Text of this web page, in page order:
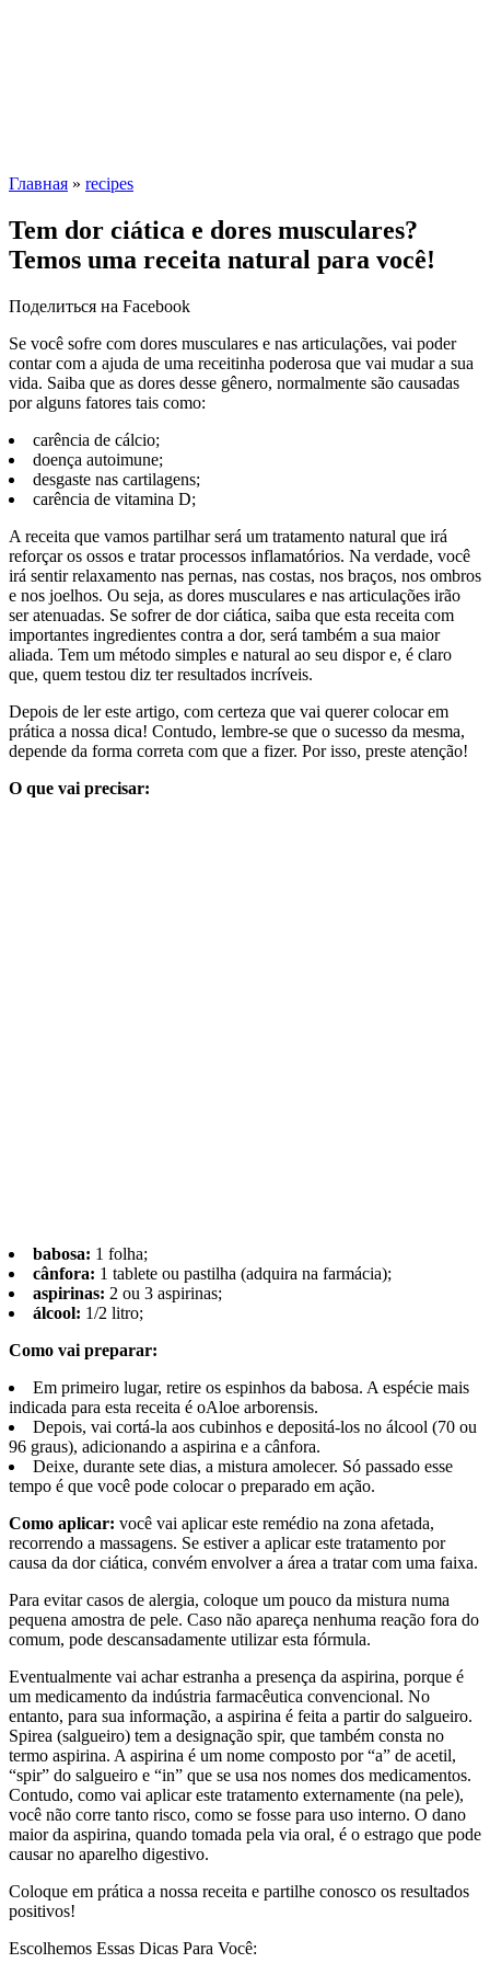
Главная » recipes
Tem dor ciática e dores musculares?
Temos uma receita natural para você!
Поделиться на Facebook
Se você sofre com dores musculares e nas articulações, vai poder
contar com a ajuda de uma receitinha poderosa que vai mudar a sua
vida. Saiba que as dores desse gênero, normalmente são causadas
por alguns fatores tais como:
carência de cálcio;
doença autoimune;
desgaste nas cartilagens;
carência de vitamina D;
A receita que vamos partilhar será um tratamento natural que irá
reforçar os ossos e tratar processos inflamatórios. Na verdade, você
irá sentir relaxamento nas pernas, nas costas, nos braços, nos ombros
e nos joelhos. Ou seja, as dores musculares e nas articulações irão
ser atenuadas. Se sofrer de dor ciática, saiba que esta receita com
importantes ingredientes contra a dor, será também a sua maior
aliada. Tem um método simples e natural ao seu dispor e, é claro
que, quem testou diz ter resultados incríveis.
Depois de ler este artigo, com certeza que vai querer colocar em
prática a nossa dica! Contudo, lembre-se que o sucesso da mesma,
depende da forma correta com que a fizer. Por isso, preste atenção!
O que vai precisar:
babosa: 1 folha;
cânfora: 1 tablete ou pastilha (adquira na farmácia);
aspirinas: 2 ou 3 aspirinas;
álcool: 1/2 litro;
Como vai preparar:
Em primeiro lugar, retire os espinhos da babosa. A espécie mais
indicada para esta receita é oAloe arborensis.
Depois, vai cortá-la aos cubinhos e depositá-los no álcool (70 ou
96 graus), adicionando a aspirina e a cânfora.
Deixe, durante sete dias, a mistura amolecer. Só passado esse
tempo é que você pode colocar o preparado em ação.
Como aplicar: você vai aplicar este remédio na zona afetada,
recorrendo a massagens. Se estiver a aplicar este tratamento por
causa da dor ciática, convém envolver a área a tratar com uma faixa.
Para evitar casos de alergia, coloque um pouco da mistura numa
pequena amostra de pele. Caso não apareça nenhuma reação fora do
comum, pode descansadamente utilizar esta fórmula.
Eventualmente vai achar estranha a presença da aspirina, porque é
um medicamento da indústria farmacêutica convencional. No
entanto, para sua informação, a aspirina é feita a partir do salgueiro.
Spirea (salgueiro) tem a designação spir, que também consta no
termo aspirina. A aspirina é um nome composto por “a” de acetil,
“spir” do salgueiro e “in” que se usa nos nomes dos medicamentos.
Contudo, como vai aplicar este tratamento externamente (na pele),
você não corre tanto risco, como se fosse para uso interno. O dano
maior da aspirina, quando tomada pela via oral, é o estrago que pode
causar no aparelho digestivo.
Coloque em prática a nossa receita e partilhe conosco os resultados
positivos!
Escolhemos Essas Dicas Para Você: